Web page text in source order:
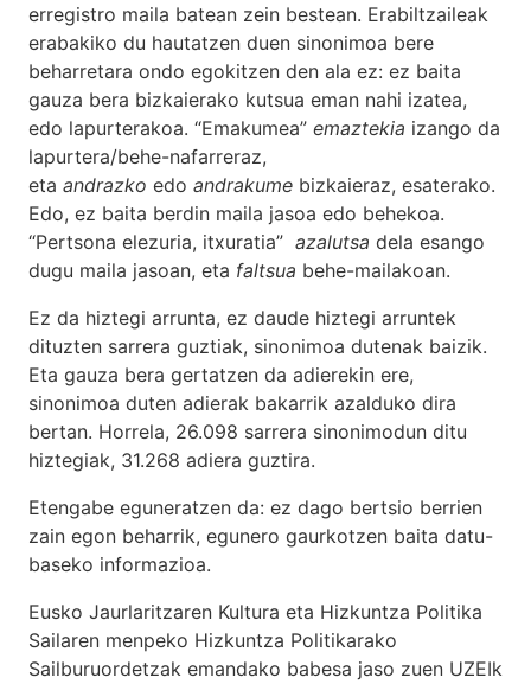
erregistro maila batean zein bestean. Erabiltzaileak
erabakiko du hautatzen duen sinonimoa bere
beharretara ondo egokitzen den ala ez: ez baita
gauza bera bizkaierako kutsua eman nahi izatea,
edo lapurterakoa. “Emakumea” emaztekia izango da
lapurtera/behe-nafarreraz,
eta andrazko edo andrakume bizkaieraz, esaterako.
Edo, ez baita berdin maila jasoa edo behekoa.
“Pertsona elezuria, itxuratia” azalutsa dela esango
dugu maila jasoan, eta faltsua behe-mailakoan.
Ez da hiztegi arrunta, ez daude hiztegi arruntek
dituzten sarrera guztiak, sinonimoa dutenak baizik.
Eta gauza bera gertatzen da adierekin ere,
sinonimoa duten adierak bakarrik azalduko dira
bertan. Horrela, 26.098 sarrera sinonimodun ditu
hiztegiak, 31.268 adiera guztira.
Etengabe eguneratzen da: ez dago bertsio berrien
zain egon beharrik, egunero gaurkotzen baita datu-
baseko informazioa.
Eusko Jaurlaritzaren Kultura eta Hizkuntza Politika
Sailaren menpeko Hizkuntza Politikarako
Sailburuordetzak emandako babesa jaso zuen UZEIk